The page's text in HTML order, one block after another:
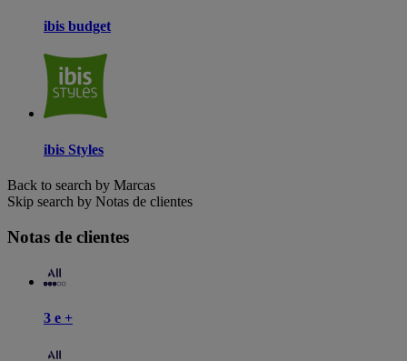
ibis budget
ibis Styles
Back to search by Marcas
Skip search by Notas de clientes
Notas de clientes
3 e +